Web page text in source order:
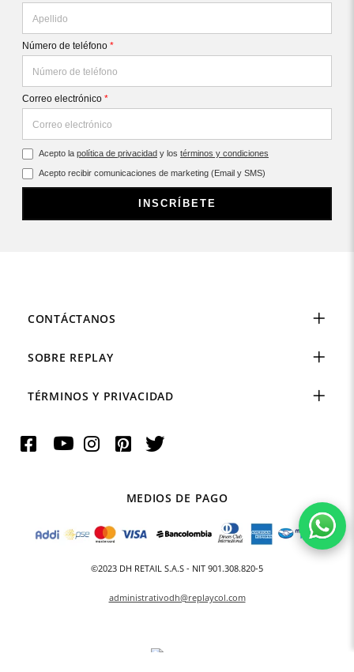
Número de teléfono *
Correo electrónico *
Acepto la política de privacidad y los términos y condiciones
Acepto recibir comunicaciones de marketing (Email y SMS)
INSCRÍBETE
CONTÁCTANOS
SOBRE REPLAY
TÉRMINOS Y PRIVACIDAD
MEDIOS DE PAGO
©2023 DH RETAIL S.A.S - NIT 901.308.820-5
administrativodh@replaycol.com